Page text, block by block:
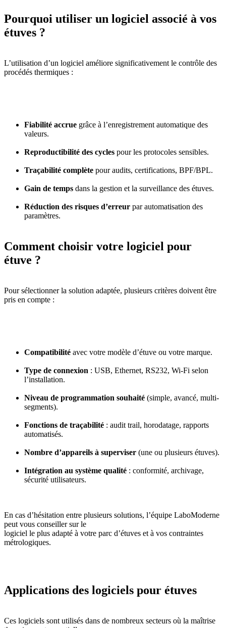
Pourquoi utiliser un logiciel associé à vos
étuves ?
L’utilisation d’un logiciel améliore significativement le contrôle des
procédés thermiques :
Fiabilité accrue grâce à l’enregistrement automatique des
valeurs.
Reproductibilité des cycles pour les protocoles sensibles.
Traçabilité complète pour audits, certifications, BPF/BPL.
Gain de temps dans la gestion et la surveillance des étuves.
Réduction des risques d’erreur par automatisation des
paramètres.
Comment choisir votre logiciel pour
étuve ?
Pour sélectionner la solution adaptée, plusieurs critères doivent être
pris en compte :
Compatibilité avec votre modèle d’étuve ou votre marque.
Type de connexion : USB, Ethernet, RS232, Wi-Fi selon
l’installation.
Niveau de programmation souhaité (simple, avancé, multi-
segments).
Fonctions de traçabilité : audit trail, horodatage, rapports
automatisés.
Nombre d’appareils à superviser (une ou plusieurs étuves).
Intégration au système qualité : conformité, archivage,
sécurité utilisateurs.
En cas d’hésitation entre plusieurs solutions, l’équipe LaboModerne
peut vous conseiller sur le
logiciel le plus adapté à votre parc d’étuves et à vos contraintes
métrologiques.
Applications des logiciels pour étuves
Ces logiciels sont utilisés dans de nombreux secteurs où la maîtrise